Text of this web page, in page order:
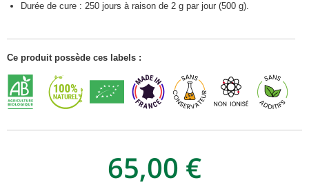
Durée de cure : 250 jours à raison de 2 g par jour (500 g).
Ce produit possède ces labels :
65,00 €